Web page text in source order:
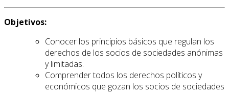
Objetivos:
Conocer los principios básicos que regulan los
derechos de los socios de sociedades anónimas
y limitadas.
Comprender todos los derechos políticos y
económicos que gozan los socios de sociedades